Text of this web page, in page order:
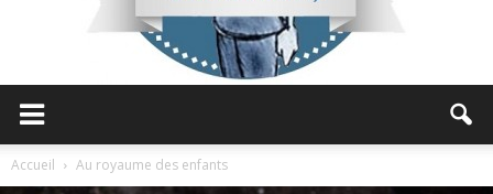
Accueil Au royaume des enfants